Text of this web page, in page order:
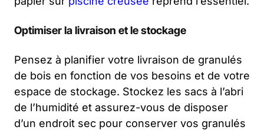
Optimiser la livraison et le stockage
Pensez à planifier votre livraison de granulés
de bois en fonction de vos besoins et de votre
espace de stockage. Stockez les sacs à l’abri
de l’humidité et assurez-vous de disposer
d’un endroit sec pour conserver vos granulés